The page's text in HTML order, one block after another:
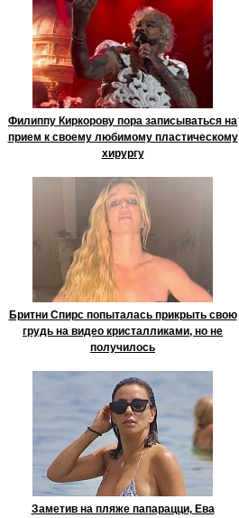
Филиппу Киркорову пора записываться на
прием к своему любимому пластическому
хирургу
Бритни Спирс попыталась прикрыть свою
грудь на видео кристалликами, но не
получилось
Заметив на пляже папарацци, Ева